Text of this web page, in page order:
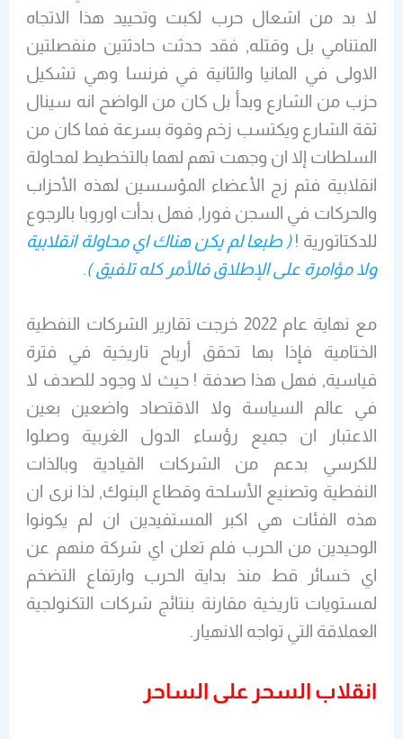
لا بد من اشعال حرب لكبت وتحييد هذا الاتجاه
المتنامي بل وقتله, فقد حدثت حادثتين منفصلتين
الاولى في المانيا والثانية في فرنسا وهي تشكيل
حزب من الشارع وبدأ بل كان من الواضح انه سينال
ثقة الشارع ويكتسب زخم وقوة بسرعة فما كان من
السلطات إلا ان وجهت تهم لهما بالتخطيط لمحاولة
انقلابية فتم زج الأعضاء المؤسسين لهذه الأحزاب
والحركات في السجن فورا, فهل بدأت اوروبا بالرجوع
للدكتاتورية !( طبعا لم يكن هناك اي محاولة انقلابية
ولا مؤامرة على الإطلاق فالأمر كله تلفيق ).
مع نهاية عام 2022 خرجت تقارير الشركات النفطية
الختامية فإذا بها تحقق أرباح تاريخية في فترة
قياسية, فهل هذا صدفة ! حيث لا وجود للصدف لا
في عالم السياسة ولا الاقتصاد واضعين بعين
الاعتبار ان جميع رؤساء الدول الغربية وصلوا
للكرسي بدعم من الشركات القيادية وبالذات
النفطية وتصنيع الأسلحة وقطاع البنوك, لذا نرى ان
هذه الفئات هي اكبر المستفيدين ان لم يكونوا
الوحيدين من الحرب فلم تعلن اي شركة منهم عن
اي خسائر قط منذ بداية الحرب وارتفاع التضخم
لمستويات تاريخية مقارنة بنتائج شركات التكنولجية
العملاقة التي تواجه الانهيار.
انقلاب السحر على الساحر